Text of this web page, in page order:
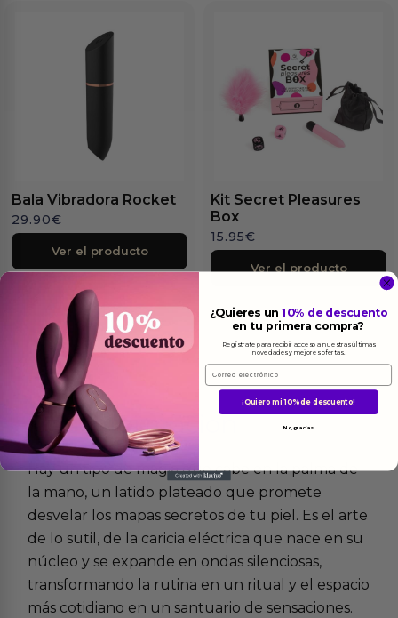
Bala Vibradora Rocket
29.90€
Ver el producto
Kit Secret Pleasures
Box
15.95€
Ver el producto
Másinformacion
Hay un tipo de magia que cabe en la palma de
la mano, un latido plateado que promete
desvelar los mapas secretos de tu piel. Es el arte
de lo sutil, de la caricia eléctrica que nace en su
núcleo y se expande en ondas silenciosas,
transformando la rutina en un ritual y el espacio
más cotidiano en un santuario de sensaciones.
¿Quieres un10% de descuento
en tu primera compra?
Regístrate para recibir acceso a nuestras últimas
novedades y mejores ofertas.
Email
¡Quiero mi 10% de descuento!
No, gracias